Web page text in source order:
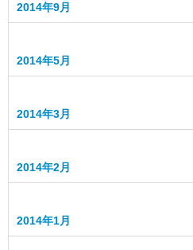
2014年9月
2014年5月
2014年3月
2014年2月
2014年1月